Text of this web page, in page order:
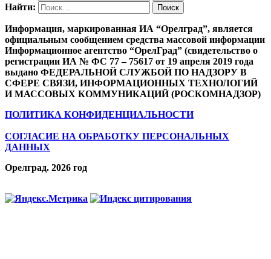
Найти:
Информация, маркированная ИА “Орелград”, является
официальным сообщением средства массовой информации
Информационное агентство “ОрелГрад” (свидетельство о
регистрации ИА № ФС 77 – 75617 от 19 апреля 2019 года
выдано ФЕДЕРАЛЬНОЙ СЛУЖБОЙ ПО НАДЗОРУ В
СФЕРЕ СВЯЗИ, ИНФОРМАЦИОННЫХ ТЕХНОЛОГИЙ
И МАССОВЫХ КОММУНИКАЦИЙ (РОСКОМНАДЗОР)
ПОЛИТИКА КОНФИДЕНЦИАЛЬНОСТИ
СОГЛАСИЕ НА ОБРАБОТКУ ПЕРСОНАЛЬНЫХ
ДАННЫХ
Орелград. 2026 год